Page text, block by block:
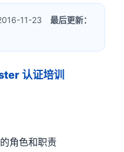
11-23最后更新：
认证培训
角色和职责